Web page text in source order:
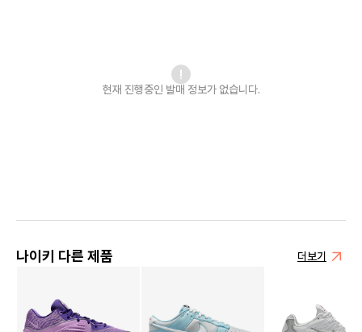
현재 진행중인 발매 정보가 없습니다.
나이키 다른 제품 더보기